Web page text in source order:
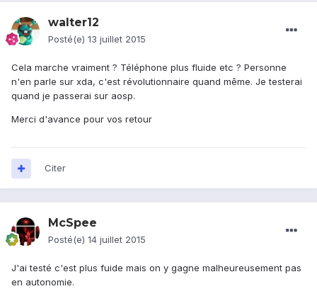
walter12
Posté(e) 13 juillet 2015
Cela marche vraiment ? Téléphone plus fluide etc ? Personne
n'en parle sur xda, c'est révolutionnaire quand même. Je testerai
quand je passerai sur aosp.
Merci d'avance pour vos retour
Citer
McSpee
Posté(e) 14 juillet 2015
J'ai testé c'est plus fuide mais on y gagne malheureusement pas
en autonomie.